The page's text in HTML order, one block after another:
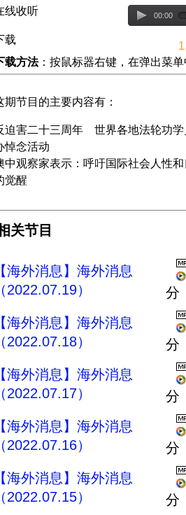
线收听 00:00
载
载方法：按鼠标器右键，在弹出菜
期节目的主要内容有：
迫害二十三周年 世界各地法轮功学
悼念活动
中观察家表示：呼吁国际社会人性和
觉醒
关节目
【海外消息】海外消息
（2022.07.19）
分
【海外消息】海外消息
（2022.07.18）
分
【海外消息】海外消息
（2022.07.17）
分
【海外消息】海外消息
（2022.07.16）
分
【海外消息】海外消息
（2022.07.15）
分